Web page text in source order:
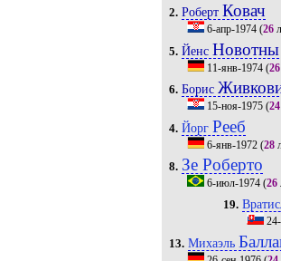
2. Роберт Ковач
6-апр-1974(26
5. Йенс Новотны
11-янв-1974(26
6. Борис
15-ноя-1975(24
4. Йорг Рееб
6-янв-1972(28
8. Зе Роберто
6-июл-1974(26
19.
13. Михаэль